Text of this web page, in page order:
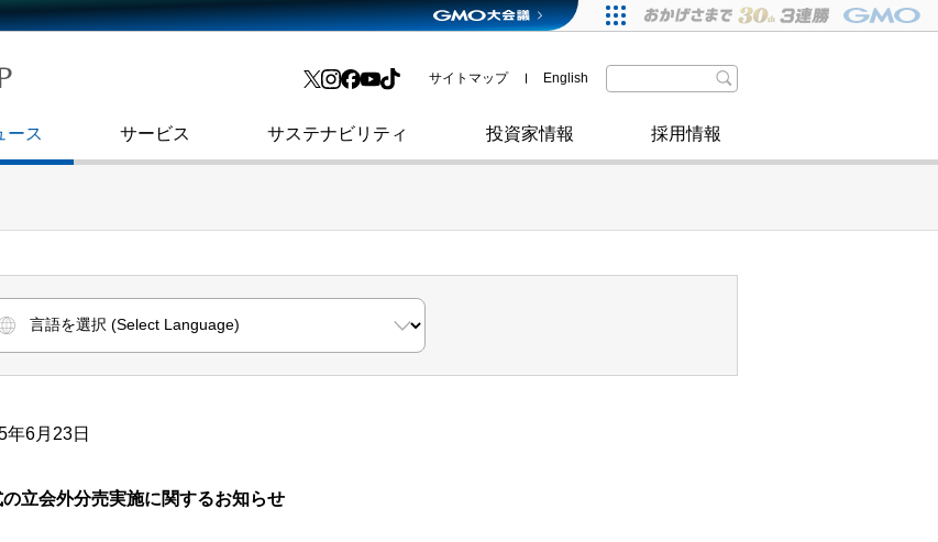
渋谷フクラス入館方法
ース
取材のお申し込みについて
サービス
その他
サステナビリティ
SDGsへの取り組み
政府・自治体からの認定
投資家情報
よくあるご質問 格付・社債情報
採用情報
サイトマップ English
年6月23日
立会外分売実施に関するお知らせ